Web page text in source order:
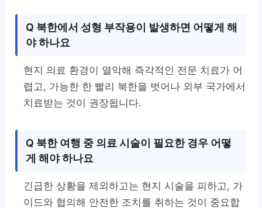
Q 북한에서 성형 부작용이 발생하면 어떻게 해
야 하나요
현지 의료 환경이 열악해 즉각적인 전문 치료가 어
렵고, 가능한 한 빨리 북한을 벗어나 외부 국가에서
치료받는 것이 권장됩니다.
Q 북한 여행 중 의료 시술이 필요한 경우 어떻
게 해야 하나요
긴급한 상황을 제외하고는 현지 시술을 피하고, 가
이드와 협의해 안전한 조치를 취하는 것이 중요합